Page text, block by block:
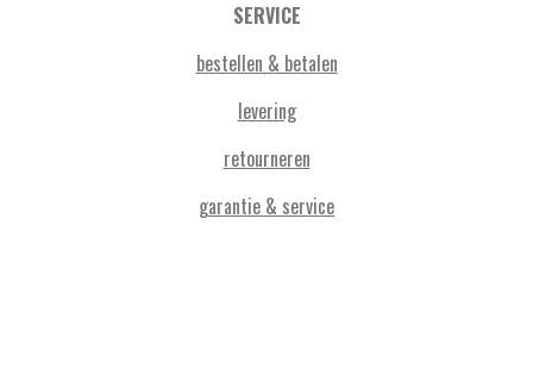
SERVICE
bestellen & betalen
levering
retourneren
garantie & service